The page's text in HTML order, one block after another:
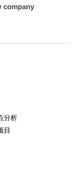
company
分析
目